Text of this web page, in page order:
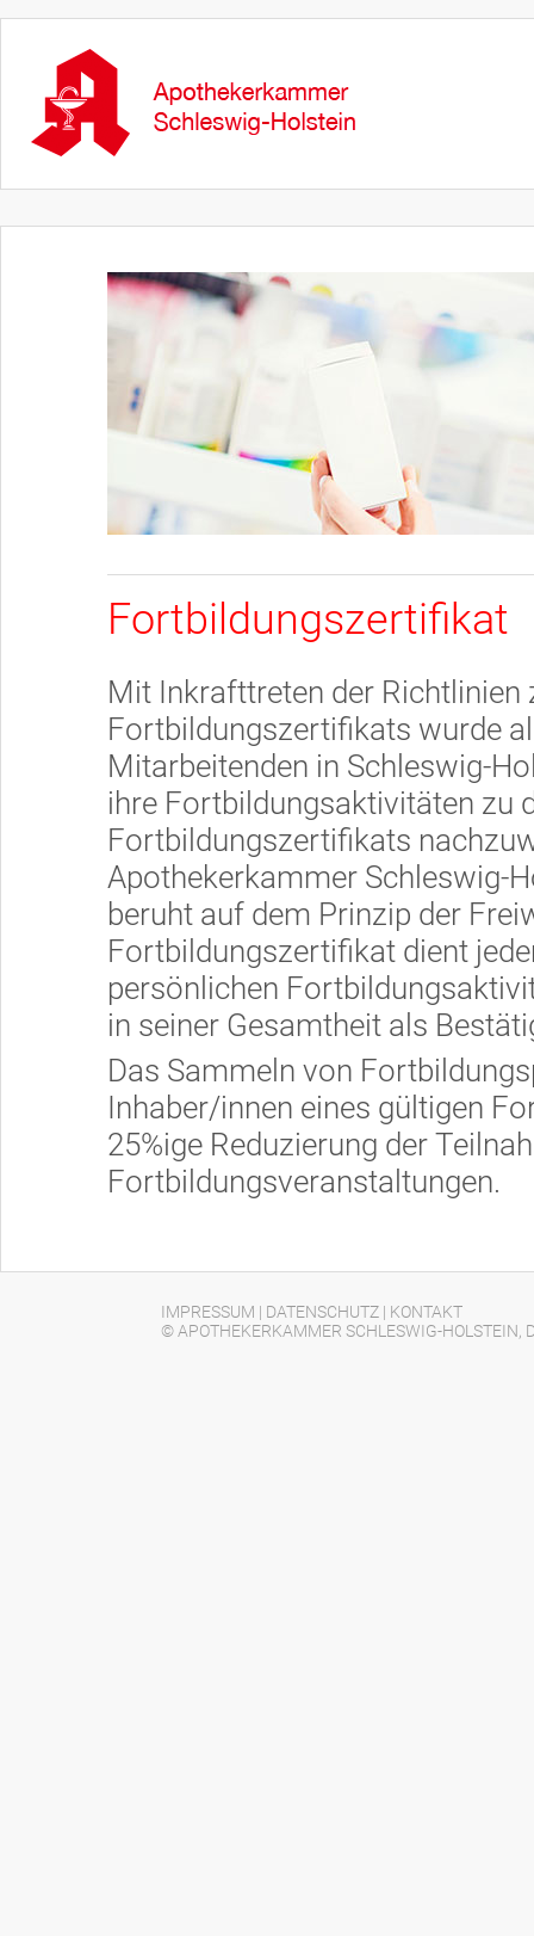
Fortbildungszertifikat
Mit Inkrafttreten der
Fortbildungszertifikats wurde
Mitarbeitenden in Schleswig-
ihre Fortbildungsaktivitäten zu
Fortbildungszertifikats
Apothekerkammer Schleswig-
beruht auf dem Prinzip der
Fortbildungszertifikat dient
persönlichen
in seiner Gesamtheit als
Das Sammeln von
Inhaber/innen eines gültigen
25%ige Reduzierung der
Fortbildungsveranstaltungen.
IMPRESSUM | DATENSCHUTZ | KONTAKT
© APOTHEKERKAMMER SCHLESWIG-HOLSTEIN,